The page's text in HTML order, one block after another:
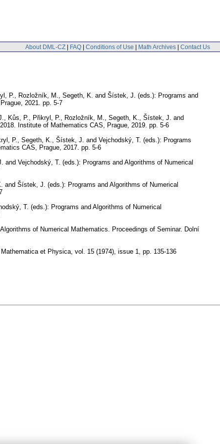
About DML-CZ | FAQ | Conditions of Use | Math Archives | Contact Us
P., Rozložník, M., Segeth, K. and Šístek, J. (eds.): Programs and
2021. pp. 5-7
Kůs, P., Přikryl, P., Rozložník, M., Segeth, K., Šístek, J. and
Institute of Mathematics CAS, Prague, 2019. pp. 5-6
P., Segeth, K., Šístek, J. and Vejchodský, T. (eds.): Programs
CAS, Prague, 2017. pp. 5-6
Vejchodský, T. (eds.): Programs and Algorithms of Numerical
and Šístek, J. (eds.): Programs and Algorithms of Numerical
T. (eds.): Programs and Algorithms of Numerical
of Numerical Mathematics. Proceedings of Seminar. Dolní
et Physica, vol. 15 (1974), issue 1, pp. 135-136